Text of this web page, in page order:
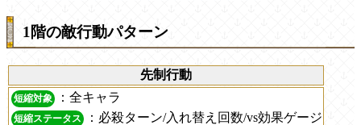
1階の敵行動パターン
先制行動
短縮対象 ：全キャラ
短縮ステータス ：必殺ターン/入れ替え回数/vs効果ゲージ